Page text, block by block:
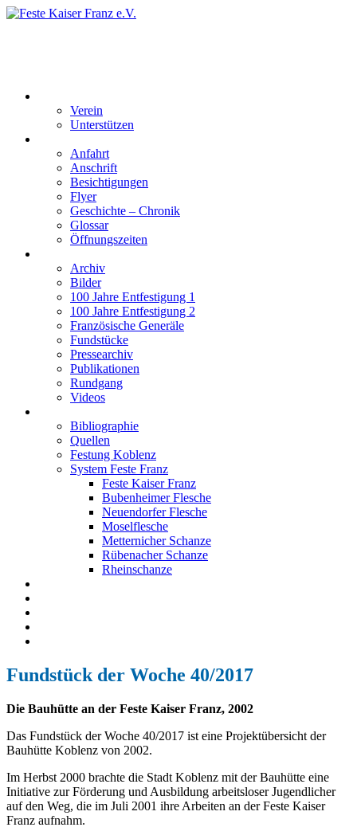
Verein
Unterstützen
Anfahrt
Anschrift
Besichtigungen
Flyer
Geschichte – Chronik
Glossar
Öffnungszeiten
Archiv
Bilder
100 Jahre Entfestigung 1
100 Jahre Entfestigung 2
Französische Generäle
Fundstücke
Pressearchiv
Publikationen
Rundgang
Videos
Bibliographie
Quellen
Festung Koblenz
System Feste Franz
Feste Kaiser Franz
Bubenheimer Flesche
Neuendorfer Flesche
Moselflesche
Metternicher Schanze
Rübenacher Schanze
Rheinschanze
Fundstück der Woche 40/2017
Die Bauhütte an der Feste Kaiser Franz, 2002
Das Fundstück der Woche 40/2017 ist eine Projektübersicht der
Bauhütte Koblenz von 2002.
Im Herbst 2000 brachte die Stadt Koblenz mit der Bauhütte eine
Initiative zur Förderung und Ausbildung arbeitsloser Jugendlicher
auf den Weg, die im Juli 2001 ihre Arbeiten an der Feste Kaiser
Franz aufnahm.